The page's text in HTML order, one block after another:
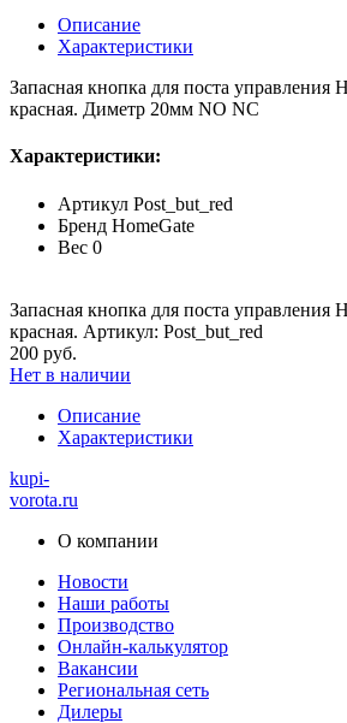
Описание
Характеристики
Запасная кнопка для поста управления
красная. Диметр 20мм NO NC
Характеристики:
Артикул Post_but_red
Бренд HomeGate
Вес 0
Запасная кнопка для поста управления
красная. Артикул: Post_but_red
200 руб.
Нет в наличии
Описание
Характеристики
kupi-
vorota.ru
О компании
Новости
Наши работы
Производство
Онлайн-калькулятор
Вакансии
Региональная сеть
Дилеры